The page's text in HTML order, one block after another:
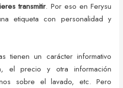
transmitir. Por eso en Ferysu
etiqueta con personalidad y
tienen un carácter informativo
el precio y otra información
sobre el lavado, etc. Pero